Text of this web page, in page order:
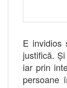
E invidios
justifică.
iar prin
persoane